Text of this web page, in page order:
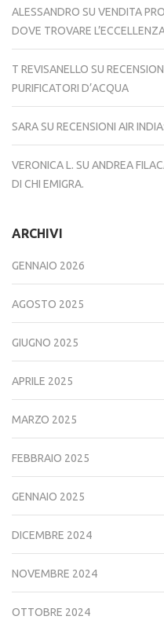
ALESSANDRO SU VENDITA
DOVE TROVARE
T REVISANELLO SU
PURIFICATORI D’ACQUA
SARA SU RECENSIONI AIR
VERONICA L. SU ANDREA
DI CHI EMIGRA.
ARCHIVI
GENNAIO 2026
AGOSTO 2025
GIUGNO 2025
APRILE 2025
MARZO 2025
FEBBRAIO 2025
GENNAIO 2025
DICEMBRE 2024
NOVEMBRE 2024
OTTOBRE 2024